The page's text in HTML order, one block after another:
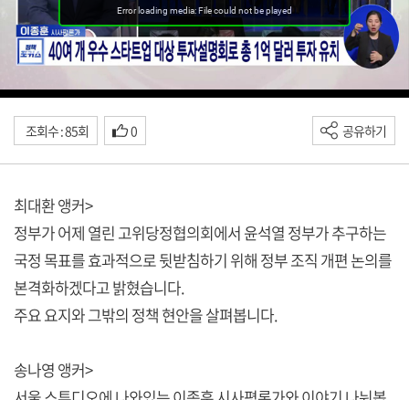
조회수 : 85회 0 공유하기
최대환 앵커>
정부가 어제 열린 고위당정협의회에서 윤석열 정부가 추구하는
국정 목표를 효과적으로 뒷받침하기 위해 정부 조직 개편 논의를
본격화하겠다고 밝혔습니다.
주요 요지와 그밖의 정책 현안을 살펴봅니다.
송나영 앵커>